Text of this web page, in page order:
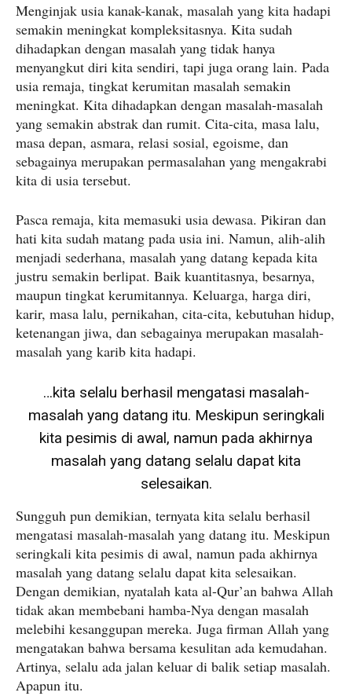
Menginjak usia kanak-kanak, masalah yang kita hadapi
semakin meningkat kompleksitasnya. Kita sudah
dihadapkan dengan masalah yang tidak hanya
menyangkut diri kita sendiri, tapi juga orang lain. Pada
usia remaja, tingkat kerumitan masalah semakin
meningkat. Kita dihadapkan dengan masalah-masalah
yang semakin abstrak dan rumit. Cita-cita, masa lalu,
masa depan, asmara, relasi sosial, egoisme, dan
sebagainya merupakan permasalahan yang mengakrabi
kita di usia tersebut.
Pasca remaja, kita memasuki usia dewasa. Pikiran dan
hati kita sudah matang pada usia ini. Namun, alih-alih
menjadi sederhana, masalah yang datang kepada kita
justru semakin berlipat. Baik kuantitasnya, besarnya,
maupun tingkat kerumitannya. Keluarga, harga diri,
karir, masa lalu, pernikahan, cita-cita, kebutuhan hidup,
ketenangan jiwa, dan sebagainya merupakan masalah-
masalah yang karib kita hadapi.
…kita selalu berhasil mengatasi masalah-
masalah yang datang itu. Meskipun seringkali
kita pesimis di awal, namun pada akhirnya
masalah yang datang selalu dapat kita
selesaikan.
Sungguh pun demikian, ternyata kita selalu berhasil
mengatasi masalah-masalah yang datang itu. Meskipun
seringkali kita pesimis di awal, namun pada akhirnya
masalah yang datang selalu dapat kita selesaikan.
Dengan demikian, nyatalah kata al-Qur’an bahwa Allah
tidak akan membebani hamba-Nya dengan masalah
melebihi kesanggupan mereka. Juga firman Allah yang
mengatakan bahwa bersama kesulitan ada kemudahan.
Artinya, selalu ada jalan keluar di balik setiap masalah.
Apapun itu.